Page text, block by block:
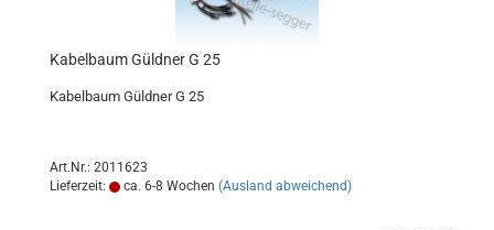
Kabelbaum Güldner G 25
Kabelbaum Güldner G 25
Art.Nr.: 2011623
Lieferzeit:
ca. 6-8 Wochen (Ausland abweichend)